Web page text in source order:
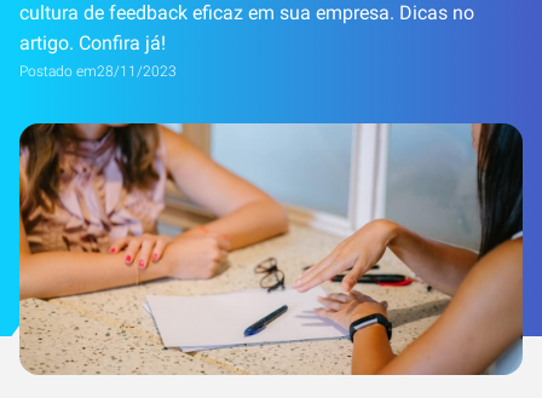
cultura de feedback eficaz em sua empresa. Dicas no
artigo. Confira já!
Postado em28/11/2023